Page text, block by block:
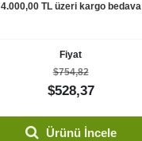
4.000,00 TL üzeri kargo bedava
Fiyat
$754,82
$528,37
Ürünü İncele